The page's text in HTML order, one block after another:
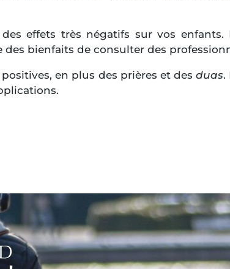
effets très négatifs sur vos
bienfaits de consulter des
en plus des prières et desduas.